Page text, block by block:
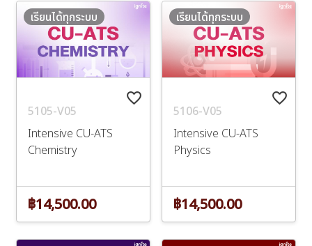
import_contacts วางแผนการเรียน
account_circle เข้าสู่ระบบ
favorite_border
5105-V05
Intensive CU-ATS
Chemistry
เรียนได้ทุกระบบ
฿14,500.00
favorite_border
5106-V05
Intensive CU-ATS
Physics
เรียนได้ทุกระบบ
฿14,500.00